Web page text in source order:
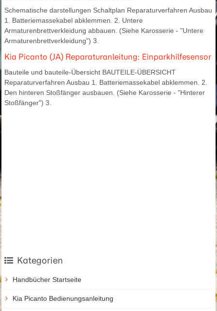
Schematische darstellungen Schaltplan Reparaturverfahren Ausbau
1. Batteriemassekabel abklemmen. 2. Untere
Armaturenbrettverkleidung abbauen. (Siehe Karosserie - "Untere
Armaturenbrettverkleidung") 3.
Kia Picanto (JA) Reparaturanleitung: Einparkhilfesensor
Bauteile und bauteile-Übersicht BAUTEILE-ÜBERSICHT
Reparaturverfahren Ausbau 1. Batteriemassekabel abklemmen. 2.
Den hinteren Stoßfänger ausbauen. (Siehe Karosserie - "Hinterer
Stoßfänger") 3.
Kategorien
Handbücher Startseite
Kia Picanto Bedienungsanleitung